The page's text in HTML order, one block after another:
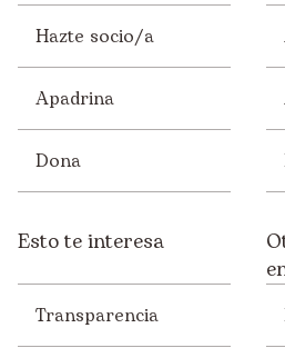
Hazte socio/a
Apadrina
Dona
Esto te interesa
Transparencia